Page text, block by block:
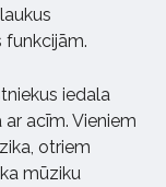
funkcijām.
iedala
acīm. Vieniem
otriem
mūziku